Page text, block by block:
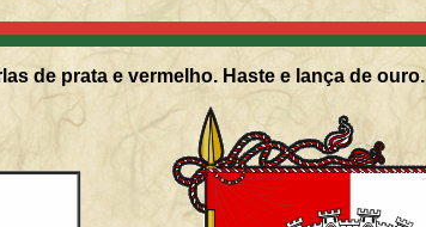
de prata e vermelho. Haste e lança de ouro.